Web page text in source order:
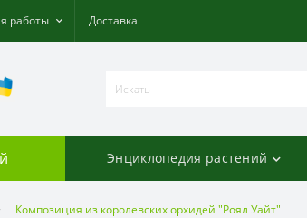
работы Доставка
Энциклопедия растений
Композиция из королевских орхидей "Роял Уайт"